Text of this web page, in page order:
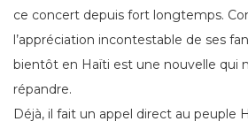
ce concert depuis fort longtemps.
l’appréciation incontestable de ses
bientôt en Haïti est une nouvelle qui
répandre.
Déjà, il fait un appel direct au peuple